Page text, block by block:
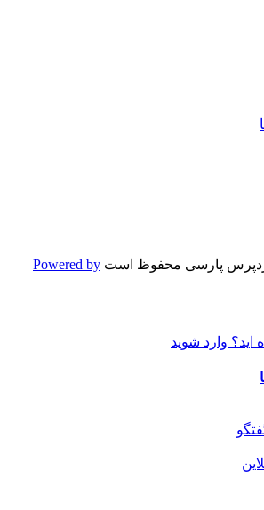
پارسی محفوظ است Powered by
اید؟ وارد شوید